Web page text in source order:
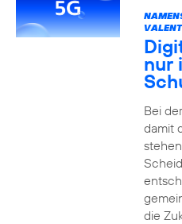
nur
Bei
damit
die